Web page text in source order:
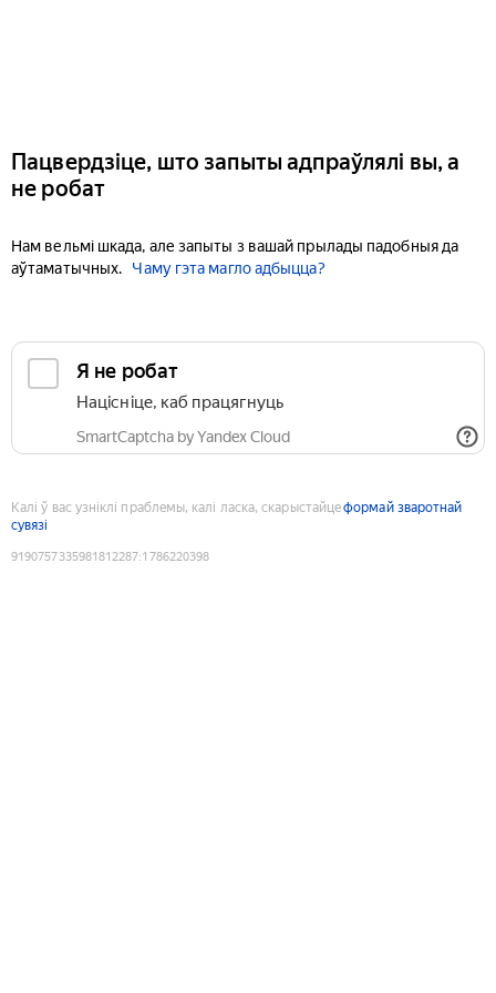
Пацвердзіце, што запыты адпраўлялі вы, а
не робат
Нам вельмі шкада, але запыты з вашай прылады падобныя да
аўтаматычных.
Чаму гэта магло адбыцца?
Я не робат
Націсніце, каб працягнуць
SmartCaptcha by Yandex Cloud
Калі ў вас узніклі праблемы, калі ласка, скарыстайцеформай зваротнай
сувязі
9190757335981812287:1786220398